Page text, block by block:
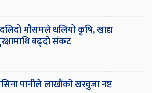
मौसमले थलियो कृषि, खाद्य
बढ्दो संकट
पानीले लाखौंको खरवुजा नष्ट